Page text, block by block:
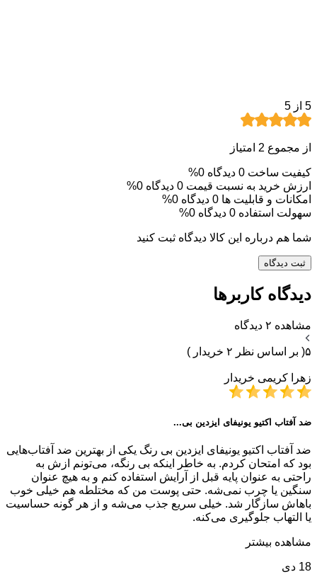
5 از 5
از مجموع 2 امتیاز
کیفیت ساخت 0 دیدگاه
0%
ارزش خرید به نسبت قیمت 0 دیدگاه
0%
امکانات و قابلیت ها 0 دیدگاه
0%
سهولت استفاده 0 دیدگاه 0%
شما هم درباره این کالا دیدگاه ثبت کنید
ثبت دیدگاه
دیدگاه کاربرها
مشاهده ۲ دیدگاه
۵( بر اساس نظر ۲ خریدار )
زهرا کریمی خریدار
ضد آفتاب اکتیو یونیفای ایزدین بی...
ضد آفتاب اکتیو یونیفای ایزدین بی رنگ یکی از بهترین ضد آفتاب‌هایی
بود که امتحان کردم. به خاطر اینکه بی رنگه، می‌تونم ازش به
راحتی به عنوان پایه قبل از آرایش استفاده کنم و به هیچ عنوان
سنگین یا چرب نمی‌شه. حتی پوست من که مختلطه هم خیلی خوب
باهاش سازگار شد. خیلی سریع جذب می‌شه و از هر گونه حساسیت
یا التهاب جلوگیری می‌کنه.
مشاهده بیشتر
18 دی